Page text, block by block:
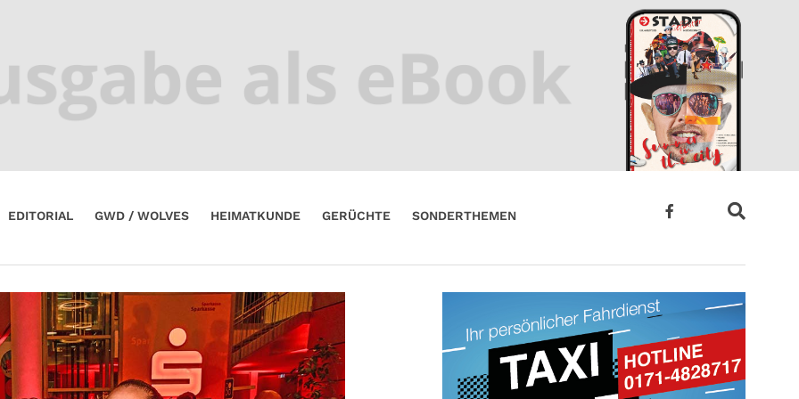
EDITORIAL GWD / WOLVES HEIMATKUNDE GERÜCHTE SONDERTHEMEN